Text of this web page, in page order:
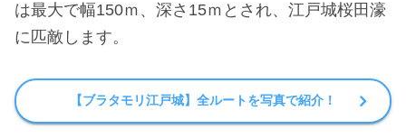
は最大で幅150ｍ、深さ15ｍとされ、江戸城桜田濠
に匹敵します。
【ブラタモリ江戸城】全ルートを写真で紹介！